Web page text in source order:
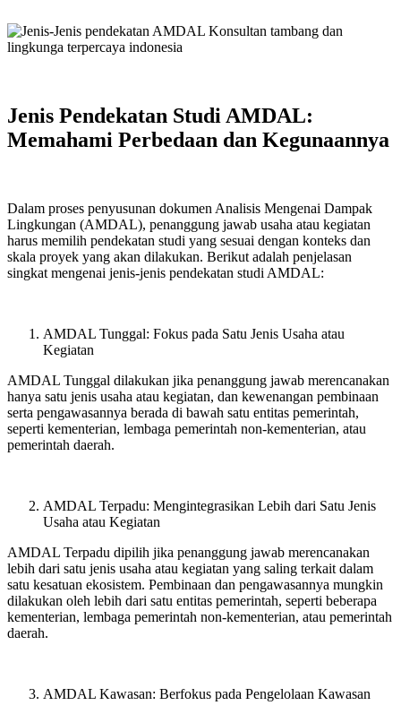
Jenis Pendekatan Studi AMDAL:
Memahami Perbedaan dan Kegunaannya
Dalam proses penyusunan dokumen Analisis Mengenai Dampak
Lingkungan (AMDAL), penanggung jawab usaha atau kegiatan
harus memilih pendekatan studi yang sesuai dengan konteks dan
skala proyek yang akan dilakukan. Berikut adalah penjelasan
singkat mengenai jenis-jenis pendekatan studi AMDAL:
AMDAL Tunggal: Fokus pada Satu Jenis Usaha atau
Kegiatan
AMDAL Tunggal dilakukan jika penanggung jawab merencanakan
hanya satu jenis usaha atau kegiatan, dan kewenangan pembinaan
serta pengawasannya berada di bawah satu entitas pemerintah,
seperti kementerian, lembaga pemerintah non-kementerian, atau
pemerintah daerah.
AMDAL Terpadu: Mengintegrasikan Lebih dari Satu Jenis
Usaha atau Kegiatan
AMDAL Terpadu dipilih jika penanggung jawab merencanakan
lebih dari satu jenis usaha atau kegiatan yang saling terkait dalam
satu kesatuan ekosistem. Pembinaan dan pengawasannya mungkin
dilakukan oleh lebih dari satu entitas pemerintah, seperti beberapa
kementerian, lembaga pemerintah non-kementerian, atau pemerintah
daerah.
AMDAL Kawasan: Berfokus pada Pengelolaan Kawasan